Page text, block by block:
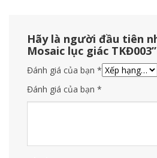
Hãy là người đầu tiên
Mosaic lục giác TKĐ003”
Đánh giá của bạn *
Đánh giá của bạn *